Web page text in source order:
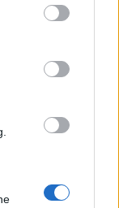
may click to
party tags to
below Google
is tanított.